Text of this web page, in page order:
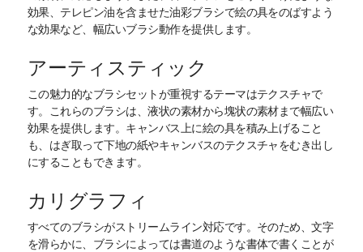
効果、テレピン油を含ませた油彩ブラシで絵の具をのばすよう
な効果など、幅広いブラシ動作を提供します。
アーティスティック
この魅力的なブラシセットが重視するテーマはテクスチャで
す。これらのブラシは、液状の素材から塊状の素材まで幅広い
効果を提供します。キャンバス上に絵の具を積み上げること
も、はぎ取って下地の紙やキャンバスのテクスチャをむき出し
にすることもできます。
カリグラフィ
すべてのブラシがストリームライン対応です。そのため、文字
を滑らかに、ブラシによっては書道のような書体で書くことが